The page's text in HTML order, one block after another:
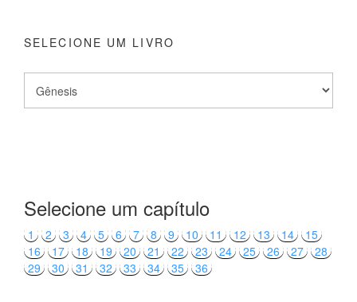
SELECIONE UM LIVRO
Selecione um capítulo
1 2 3 4 5 6 7 8 9 10 11 12 13 14
15
16
17 18 19 20 21 22 23 24 25 26 27
28
29
30 31 32 33 34 35 36